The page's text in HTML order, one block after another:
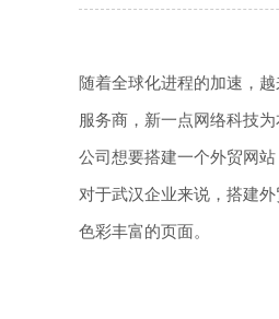
随着全球化进程的加速，
服务商，新一点网络科技
公司想要搭建一个外贸网
对于武汉企业来说，搭建
色彩丰富的页面。